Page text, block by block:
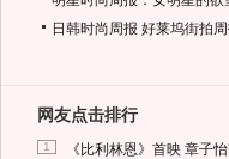
日韩时尚周报 好莱坞街拍
网友点击排行
1 《比利林恩》首映 章子